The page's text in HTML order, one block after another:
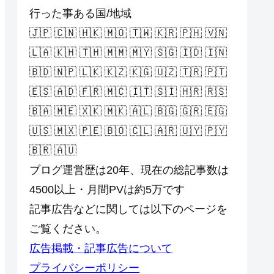
行った事ある国/地域
🇯🇵 🇨🇳 🇭🇰 🇲🇴 🇹🇼 🇰🇷 🇵🇭 🇻🇳
🇱🇦 🇰🇭 🇹🇭 🇲🇲 🇲🇾 🇸🇬 🇮🇩 🇮🇳
🇧🇩 🇳🇵 🇱🇰 🇰🇿 🇰🇬 🇺🇿 🇹🇷 🇵🇹
🇪🇸 🇦🇩 🇫🇷 🇲🇨 🇮🇹 🇸🇮 🇭🇷 🇷🇸
🇧🇦 🇲🇪 🇽🇰 🇲🇰 🇦🇱 🇧🇬 🇬🇷 🇪🇬
🇺🇸 🇲🇽 🇵🇪 🇧🇴 🇨🇱 🇦🇷 🇺🇾 🇵🇾
🇧🇷 🇦🇺
ブログ運営歴は20年、現在の総記事数は
4500以上・月間PVは約5万です
記事広告などに関しては以下のページを
ご覧ください。
広告掲載・記事広告について
プライバシーポリシー